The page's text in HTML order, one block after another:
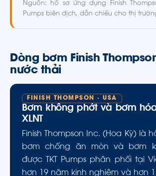
Nguồn: hồ sơ ứng dụng Finish
Pumps biên dịch, dẫn chiếu cho thị
Dòng bơm Finish
nước thải
FINISH THOMPSON · USA
Bơm không phớt và bơm
XLNT
Finish Thompson Inc. (Hoa Kỳ) là
bơm chống ăn mòn và bơm
được TKT Pumps phân phối tại
hơn 19 năm kinh nghiệm và hơn